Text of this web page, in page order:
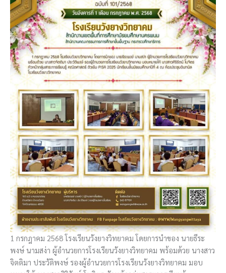
1 กรกฎาคม 2568 โรงเรียนวังยางวิทยาคม โดยการนำของ นายธีระ
พงษ์ นามสง่า ผู้อำนวยการโรงเรียนวังยางวิทยาคม พร้อมด้วย นางสาว
จิตติมา ประวัติพงษ์ รองผู้อำนวยการโรงเรียนวังยางวิทยาคม มอบ